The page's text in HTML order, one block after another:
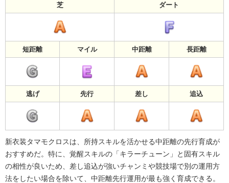
芝 ダート
短距離 マイル 中距離 長距離
逃げ 先行 差し 追込
新衣装タマモクロスは、所持スキルを活かせる中距離の先行育成が
おすすめだ。特に、覚醒スキルの「キラーチューン」と固有スキル
の相性が良いため、差し追込が強いチャンミや競技場で別の運用方
法をしたい場合を除いて、中距離先行運用が最も強く育成できる。